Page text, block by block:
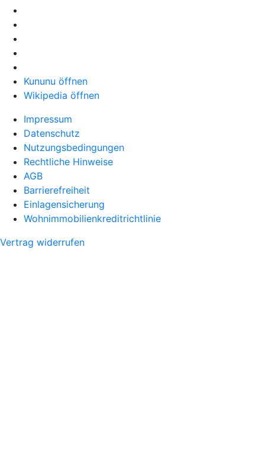
Kununu öffnen
Wikipedia öffnen
Impressum
Datenschutz
Nutzungsbedingungen
Rechtliche Hinweise
AGB
Barrierefreiheit
Einlagensicherung
Wohnimmobilienkreditrichtlinie
Vertrag widerrufen